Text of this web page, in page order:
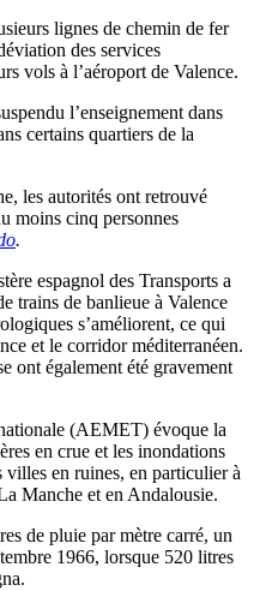
lignes de chemin de fer
des services
vols à l’aéroport de Valence.
l’enseignement dans
certains quartiers de la
les autorités ont retrouvé
moins cinq personnes
.
espagnol des Transports a
trains de banlieue à Valence
s’améliorent, ce qui
et le corridor méditerranéen.
ont également été gravement
(AEMET) évoque la
en crue et les inondations
villes en ruines, en particulier à
Manche et en Andalousie.
de pluie par mètre carré, un
1966, lorsque 520 litres